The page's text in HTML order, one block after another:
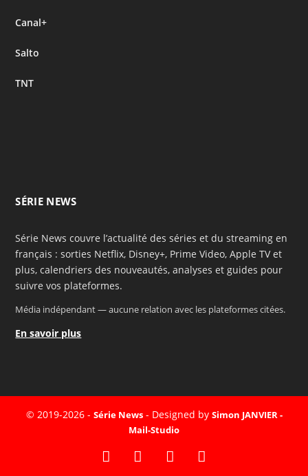
Canal+
Salto
TNT
SÉRIE NEWS
Série News couvre l’actualité des séries et du streaming en
français : sorties Netflix, Disney+, Prime Video, Apple TV et
plus, calendriers des nouveautés, analyses et guides pour
suivre vos plateformes.
Média indépendant — aucune relation avec les plateformes citées.
En savoir plus
© 2019-2026 - Série News- Designed by Simon JANVIER -
Mail-Studio